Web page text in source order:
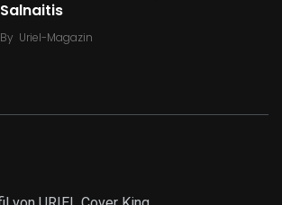
Salnaitis
By Uriel-Magazin